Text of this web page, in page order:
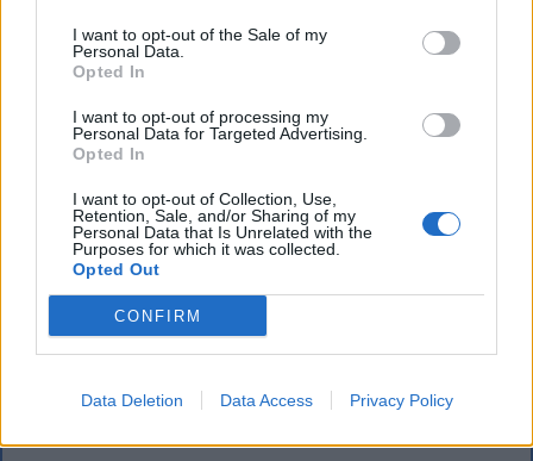
I want to opt-out of the Sale of my
Personal Data.
Opted In
I want to opt-out of processing my
Personal Data for Targeted Advertising.
Opted In
I want to opt-out of Collection, Use,
Retention, Sale, and/or Sharing of my
Personal Data that Is Unrelated with the
Purposes for which it was collected.
Opted Out
CONFIRM
Data Deletion Data Access Privacy Policy
zaskakującapuenta, której Jasnorzewska
była mistrzynią.
Podobne opracowania:
miłosna
Najpiękniejsze wiersze o górach
– poezja z tatrami w tle
Wiersze i wierszyki o wiośnie
Wiersze i wierszyki o jesieni